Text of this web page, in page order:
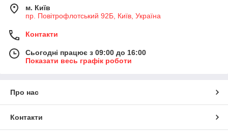
м. Київ
пр. Повітрофлотський 92Б, Київ, Україна
Контакти
Сьогодні працює з 09:00 до 16:00
Показати весь графік роботи
Про нас
Контакти